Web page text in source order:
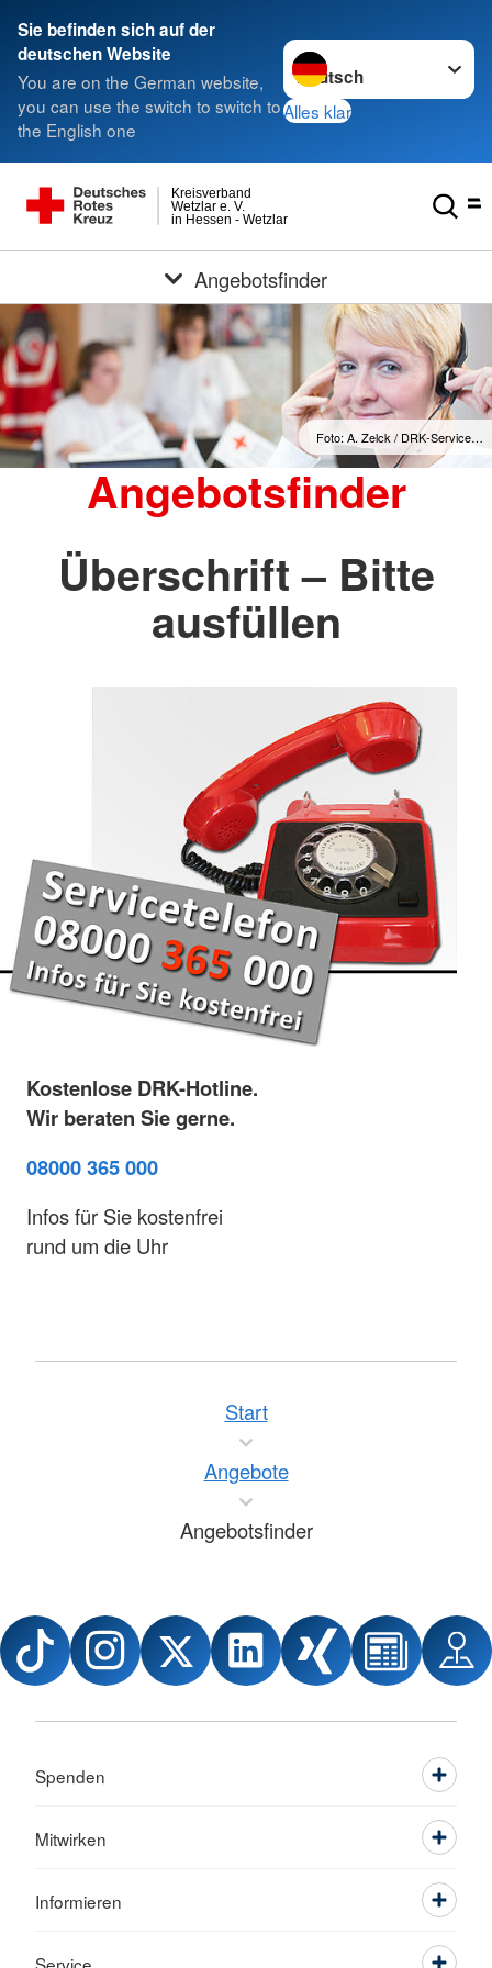
Sie befinden sich auf der
deutschen Website
You are on the German website,
you can use the switch to switch to
the English one
Sprache wechseln zu
Alles klar
in Hessen - Wetzlar
Wetzlar e. V.
Kreisverband
Angebotsfinder
Foto: A. Zelck / DRK-Service…
Angebotsfinder
Überschrift – Bitte
ausfüllen
Kostenlose DRK-Hotline.
Wir beraten Sie gerne.
08000 365 000
Infos für Sie kostenfrei
rund um die Uhr
Start
Angebote
Angebotsfinder
Spenden
Mitwirken
Informieren